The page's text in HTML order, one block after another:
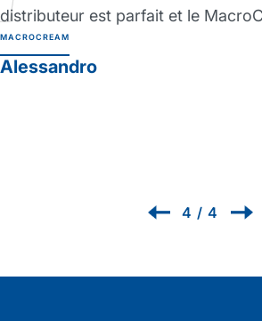
définitivement en meilleure
impossible de travailler
professionnelle Protexsol
1/ 4